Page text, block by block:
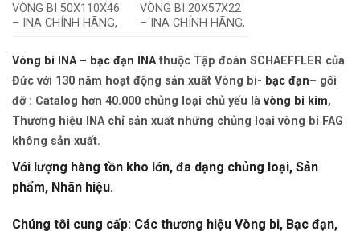
VÒNG BI 50X110X46
– INA CHÍNH HÃNG,
VÒNG BI 20X57X22
– INA CHÍNH HÃNG,
Vòng bi INA – bạc đạn INAthuộc Tập đoàn SCHAEFFLER của
Đức với 130 năm hoạt động sản xuất Vòng bi- bạc đạn– gối
đỡ : Catalog hơn 40.000 chủng loại chủ yếu là vòng bi kim,
Thương hiệu INA chỉ sản xuất những chủng loại vòng bi FAG
không sản xuất.
Với lượng hàng tồn kho lớn, đa dạng chủng loại, Sản
phẩm, Nhãn hiệu.
Chúng tôi cung cấp: Các thương hiệu Vòng bi, Bạc đạn,